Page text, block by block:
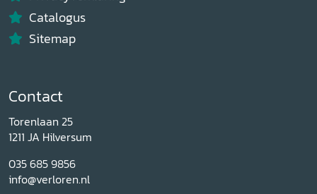
Catalogus
Sitemap
Contact
Torenlaan 25
1211 JA Hilversum
035 685 9856
info@verloren.nl